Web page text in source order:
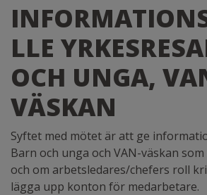
LLE
OCH UNGA,
VÄSKAN
Syftet med mötet är att ge
Barn och unga och VAN-väskan
och om arbetsledares/chefers roll
lägga upp konton för medarbetare.